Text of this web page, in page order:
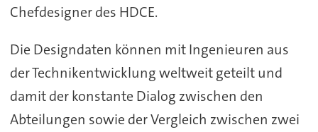
Chefdesigner des HDCE.
Die Designdaten können mit Ingenieuren aus
der Technikentwicklung weltweit geteilt und
damit der konstante Dialog zwischen den
Abteilungen sowie der Vergleich zwischen zwei